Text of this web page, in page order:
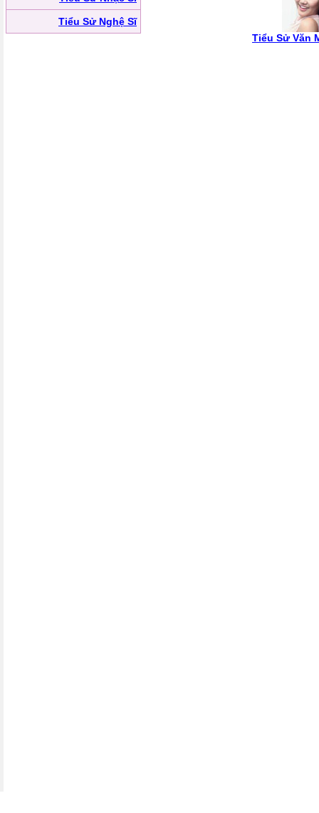
Tiểu Sử Nghệ Sĩ
Tiểu Sử Văn